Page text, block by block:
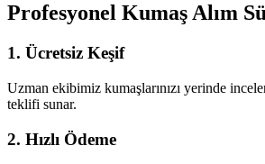
Profesyonel Kumaş Alım
1. Ücretsiz Keşif
Uzman ekibimiz kumaşlarınızı yerinde
teklifi sunar.
2. Hızlı Ödeme